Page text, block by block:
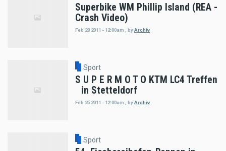
Superbike WM Phillip Island (REA -
Crash Video)
Feb 28 2011 - 12:00am , byArchiv
Sport
S U P E R M O T O KTM LC4 Treffen
in Stetteldorf
Feb 25 2011 - 12:00am byArchiv
Sport